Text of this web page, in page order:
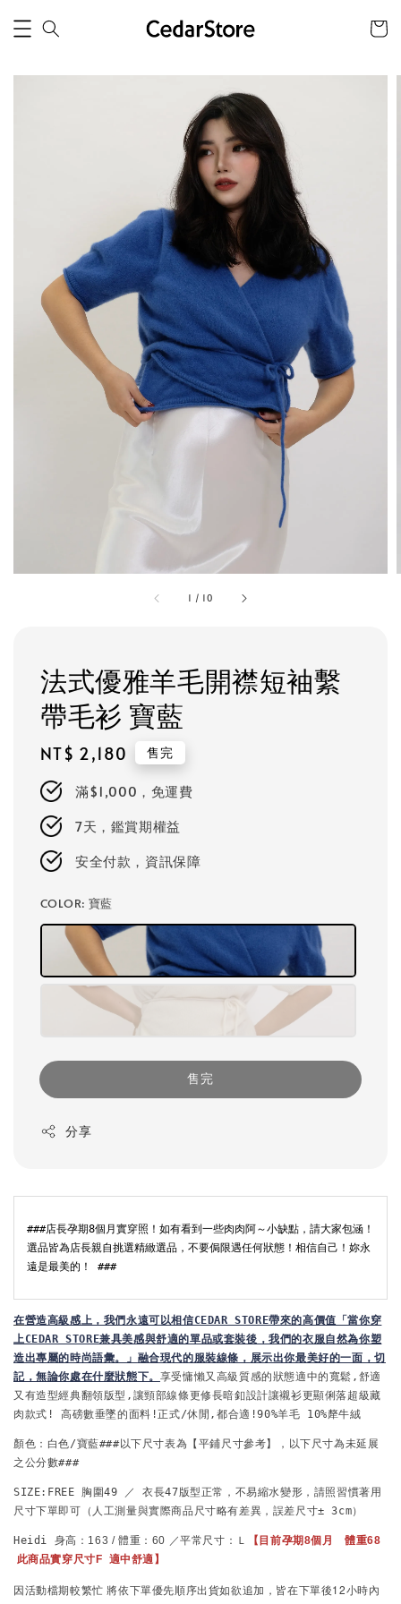
1 / 10
法式優雅羊毛開襟短袖繫
帶毛衫 寶藍
Regular
price
NT$ 2,180 售完
滿$1,000，免運費
7天，鑑賞期權益
安全付款，資訊保障
COLOR: 寶藍
售完
分享
###店長孕期8個月實穿照！如有看到一些肉肉阿～小缺點，請大家包涵！
選品皆為店長親自挑選精緻選品，不要侷限遇任何狀態！相信自己！妳永
遠是最美的！ ###
在營造高級感上，我們永遠可以相信CEDAR STORE帶來的高價值「當你穿
上CEDAR STORE兼具美感與舒適的單品或套裝後，我們的衣服自然為你塑
造出專屬的時尚語彙。」 融合現代的服裝線條，展示出你最美好的一面，切
記，無論你處在什麼狀態下。 享受慵懶又高級質感的狀態適中的寬鬆,舒適
又有造型經典翻領版型,讓頸部線條更修長暗釦設計讓襯衫更顯俐落超級藏
肉款式! 高磅數垂墜的面料!正式/休閒,都合適!90%羊毛 10%犛牛絨
顏色：白色/寶藍###以下尺寸表為【平鋪尺寸參考】，以下尺寸為未延展
之公分數###
SIZE:FREE 胸圍49 ／ 衣長47版型正常，不易縮水變形，請照習慣著用
尺寸下單即可 （人工測量與實際商品尺寸略有差異，誤差尺寸± 3cm）
Heidi 身高：163 / 體重：60 ／平常尺寸：Ｌ
【目前孕期8個月　體重68
此商品實穿尺寸F 適中舒適 】
因活動檔期較繁忙將依下單優先順序出貨如欲追加，皆在下單後12小時內